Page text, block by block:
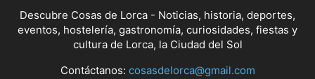
Descubre Cosas de Lorca - Noticias, historia, deportes,
eventos, hostelería, gastronomía, curiosidades, fiestas y
cultura de Lorca, la Ciudad del Sol
Contáctanos: cosasdelorca@gmail.com